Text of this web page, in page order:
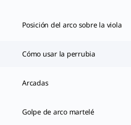
Posición del arco sobre la viola
Cómo usar la perrubia
Arcadas
Golpe de arco martelé